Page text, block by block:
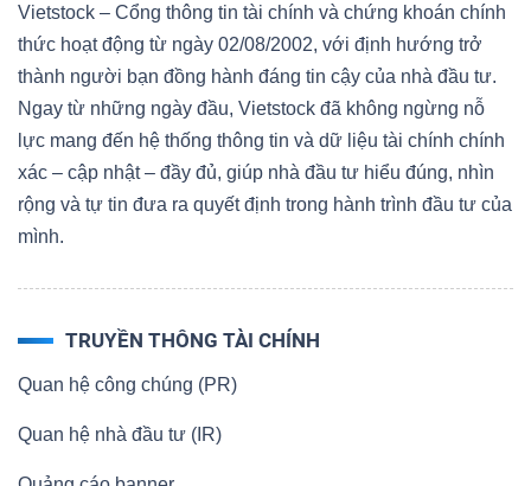
Vietstock – Cổng thông tin tài chính và chứng khoán chính
thức hoạt động từ ngày 02/08/2002, với định hướng trở
thành người bạn đồng hành đáng tin cậy của nhà đầu tư.
Ngay từ những ngày đầu, Vietstock đã không ngừng nỗ
lực mang đến hệ thống thông tin và dữ liệu tài chính chính
xác – cập nhật – đầy đủ, giúp nhà đầu tư hiểu đúng, nhìn
rộng và tự tin đưa ra quyết định trong hành trình đầu tư của
mình.
TRUYỀN THÔNG TÀI CHÍNH
Quan hệ công chúng (PR)
Quan hệ nhà đầu tư (IR)